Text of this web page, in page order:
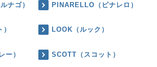
ナゴ） PINARELLO（ピナレロ）
LOOK（ルック）
ー） SCOTT（スコット）